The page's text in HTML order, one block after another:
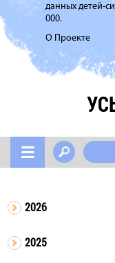
данных детей-
000.
О Проекте
2026
2025